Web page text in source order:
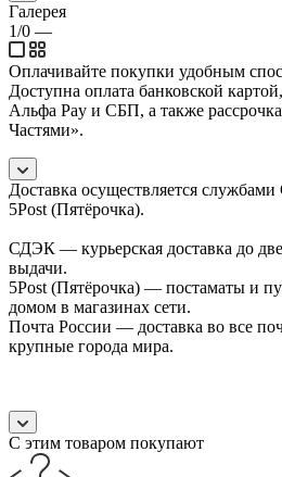
Галерея
1/0 —
Оплачивайте покупки удобным
Доступна оплата банковской
Альфа Pay и СБП, а также
Частями».
Доставка осуществляется
5Post (Пятёрочка).
СДЭК — курьерская доставка до
выдачи.
5Post (Пятёрочка) — постаматы и
домом в магазинах сети.
Почта России — доставка во все
крупные города мира.
С этим товаром покупают